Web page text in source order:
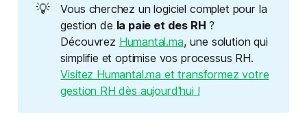
💡
Vous cherchez un logiciel complet pour la
gestion de la paie et des RH ?
Découvrez Humantal.ma, une solution qui
simplifie et optimise vos processus RH.
Visitez Humantal.ma et transformez votre
gestion RH dès aujourd'hui !